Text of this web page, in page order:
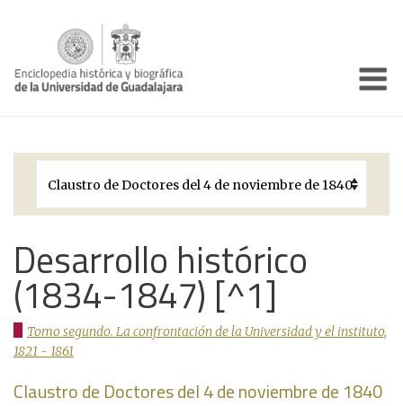
Períodos Históricos
Galería
Documentos institucionales
Desarrollo histórico
(1834-1847) [^1]
Tomo segundo. La confrontación de la Universidad y el instituto,
1821 - 1861
Claustro de Doctores del 4 de noviembre de 1840